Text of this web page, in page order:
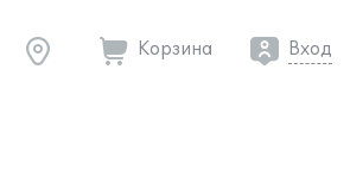
Корзина Вход